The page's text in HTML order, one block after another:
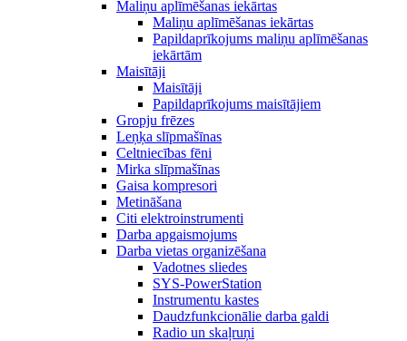
Maliņu aplīmēšanas iekārtas
Maliņu aplīmēšanas iekārtas
Papildaprīkojums maliņu aplīmēšanas
iekārtām
Maisītāji
Maisītāji
Papildaprīkojums maisītājiem
Gropju frēzes
Leņķa slīpmašīnas
Celtniecības fēni
Mirka slīpmašīnas
Gaisa kompresori
Metināšana
Citi elektroinstrumenti
Darba apgaismojums
Darba vietas organizēšana
Vadotnes sliedes
SYS-PowerStation
Instrumentu kastes
Daudzfunkcionālie darba galdi
Radio un skaļruņi